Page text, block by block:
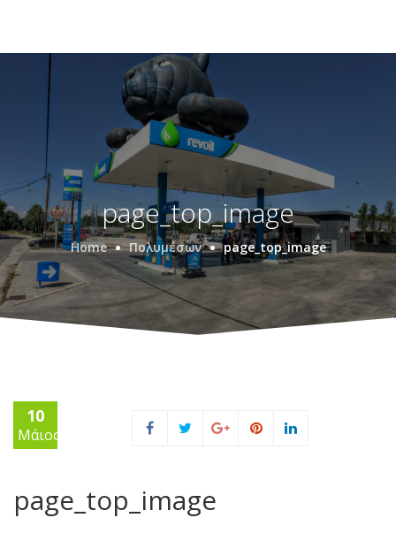
page_top_image
Home Πολυμέσων page_top_image
10
Μάιος
page_top_image